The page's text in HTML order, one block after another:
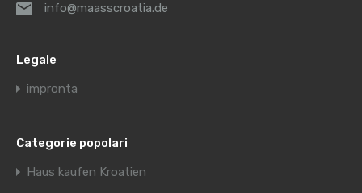
info@maasscroatia.de
Legale
impronta
Categorie popolari
Haus kaufen Kroatien